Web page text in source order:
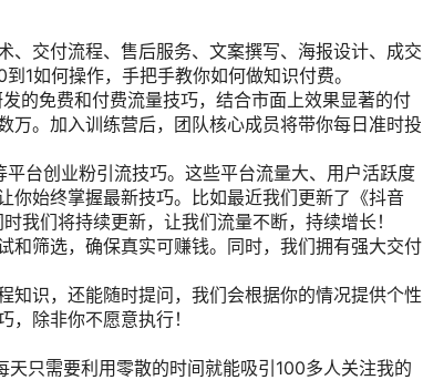
、交付流程、售后服务、文案撰写、海报设计、成交
1如何操作，手把手教你如何做知识付费。
的免费和付费流量技巧，结合市面上效果显著的付
万。加入训练营后，团队核心成员将带你每日准时投
台创业粉引流技巧。这些平台流量大、用户活跃度
你始终掌握最新技巧。比如最近我们更新了《抖音
我们将持续更新，让我们流量不断，持续增长！
和筛选，确保真实可赚钱。同时，我们拥有强大交付
知识，还能随时提问，我们会根据你的情况提供个性
除非你不愿意执行！
只需要利用零散的时间就能吸引100多人关注我的